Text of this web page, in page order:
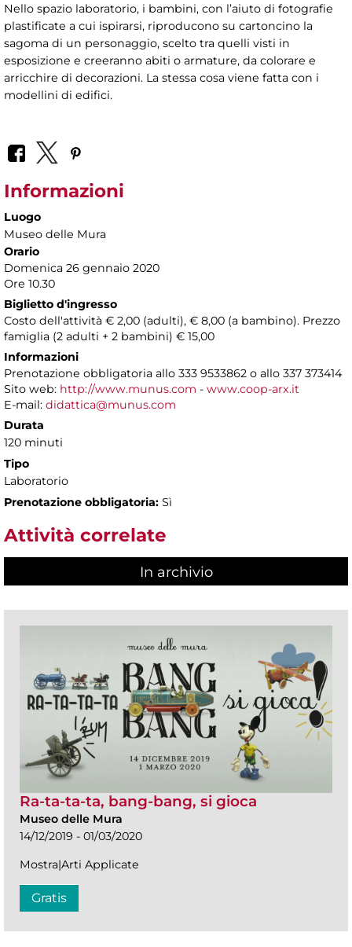
Nello spazio laboratorio, i bambini, con l’aiuto di fotografie
plastificate a cui ispirarsi, riproducono su cartoncino la
sagoma di un personaggio, scelto tra quelli visti in
esposizione e creeranno abiti o armature, da colorare e
arricchire di decorazioni. La stessa cosa viene fatta con i
modellini di edifici.
Informazioni
Luogo
Museo delle Mura
Orario
Domenica 26 gennaio 2020
Ore 10.30
Biglietto d'ingresso
Costo dell'attività € 2,00 (adulti), € 8,00 (a bambino). Prezzo
famiglia (2 adulti + 2 bambini) € 15,00
Informazioni
Prenotazione obbligatoria allo 333 9533862 o allo 337 373414
Sito web: http://www.munus.com - www.coop-arx.it
E-mail: didattica@munus.com
Durata
120 minuti
Tipo
Laboratorio
Prenotazione obbligatoria: Sì
Attività correlate
In archivio
Ra-ta-ta-ta, bang-bang, si gioca
Museo delle Mura
14/12/2019 - 01/03/2020
Mostra|Arti Applicate
Gratis